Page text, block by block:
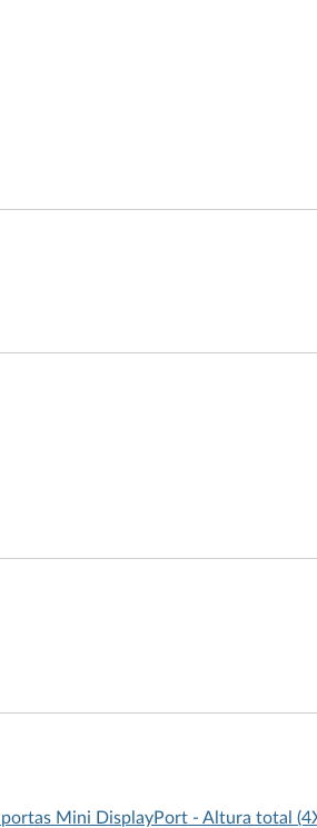
Mini DisplayPort - Altura total